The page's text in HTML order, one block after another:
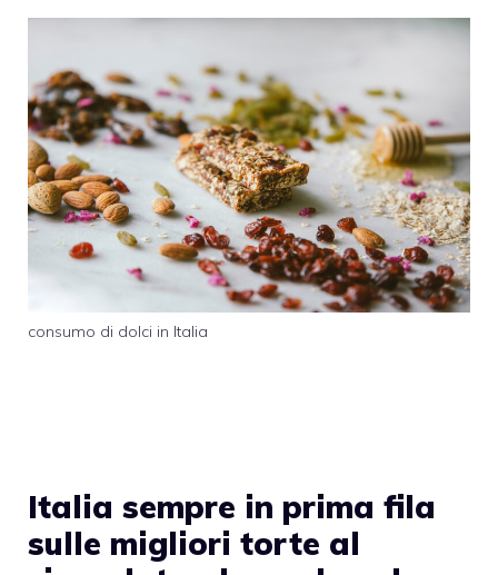
consumo di dolci in Italia
Italia sempre in prima fila
sulle migliori torte al